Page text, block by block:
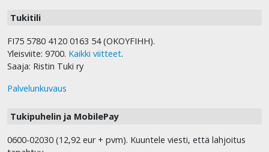
Tukitili
FI75 5780 4120 0163 54 (OKOYFIHH).
Yleisviite: 9700. Kaikki viitteet.
Saaja: Ristin Tuki ry
Palvelunkuvaus
Tukipuhelin ja MobilePay
0600-02030 (12,92 eur + pvm). Kuuntele viesti, että lahjoitus